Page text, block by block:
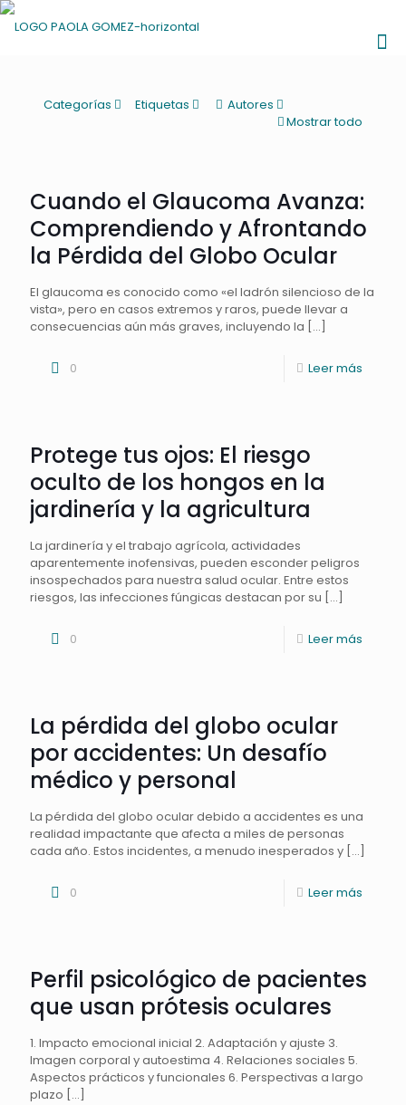
Categorías Etiquetas
Autores
Mostrar todo
Cuando el Glaucoma Avanza:
Comprendiendo y Afrontando
la Pérdida del Globo Ocular
El glaucoma es conocido como «el ladrón silencioso de la
vista», pero en casos extremos y raros, puede llevar a
consecuencias aún más graves, incluyendo la […]
0 Leer más
Protege tus ojos: El riesgo
oculto de los hongos en la
jardinería y la agricultura
La jardinería y el trabajo agrícola, actividades
aparentemente inofensivas, pueden esconder peligros
insospechados para nuestra salud ocular. Entre estos
riesgos, las infecciones fúngicas destacan por su […]
0 Leer más
La pérdida del globo ocular
por accidentes: Un desafío
médico y personal
La pérdida del globo ocular debido a accidentes es una
realidad impactante que afecta a miles de personas
cada año. Estos incidentes, a menudo inesperados y […]
0 Leer más
Perfil psicológico de pacientes
que usan prótesis oculares
1. Impacto emocional inicial 2. Adaptación y ajuste 3.
Imagen corporal y autoestima 4. Relaciones sociales 5.
Aspectos prácticos y funcionales 6. Perspectivas a largo
plazo […]